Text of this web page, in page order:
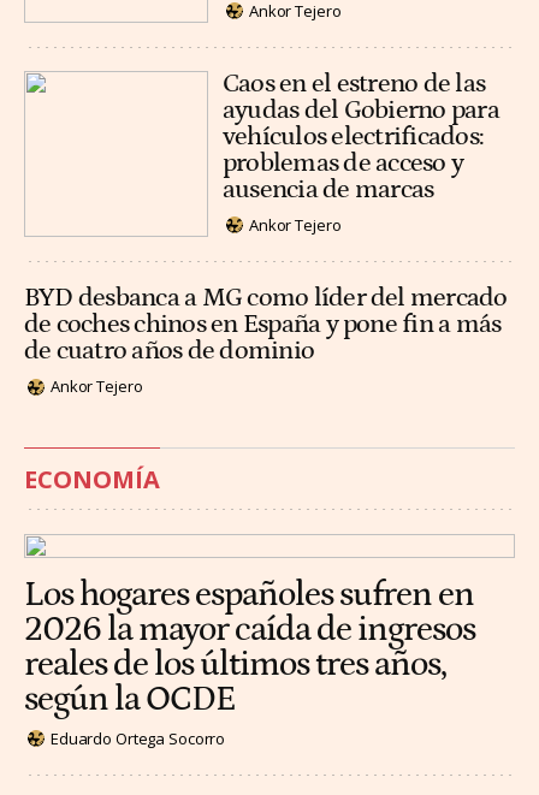
Ankor Tejero
Caos en el estreno de las
ayudas del Gobierno para
vehículos electrificados:
problemas de acceso y
ausencia de marcas
Ankor Tejero
BYD desbanca a MG como líder del mercado
de coches chinos en España y pone fin a más
de cuatro años de dominio
Ankor Tejero
ECONOMÍA
Los hogares españoles sufren en
2026 la mayor caída de ingresos
reales de los últimos tres años,
según la OCDE
Eduardo Ortega Socorro